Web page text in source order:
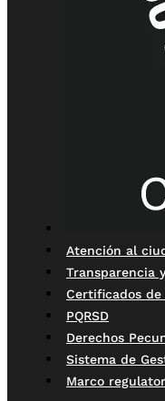
Atención al
Transparencia
Certificados
PQRSD
Derechos
Sistema de
Marco